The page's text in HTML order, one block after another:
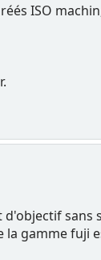
ISO
sans
gamme fuji